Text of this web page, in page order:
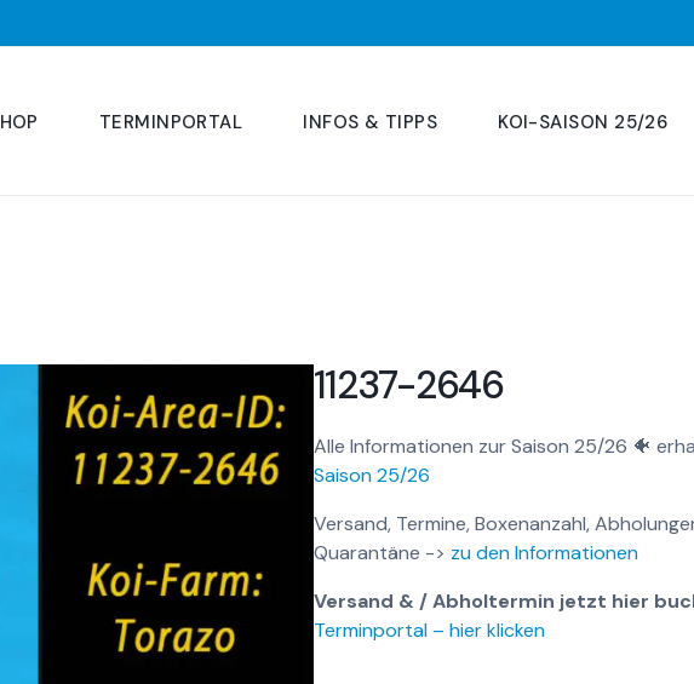
TERMINPORTAL INFOS & TIPPS KOI-SAISON 25/26
11237-2646
Alle Informationen zur Saison 25/26 🐠
Saison 25/26
Versand, Termine, Boxenanzahl,
Quarantäne -> zu den Informationen
Versand & / Abholtermin jetzt hier
Terminportal – hier klicken